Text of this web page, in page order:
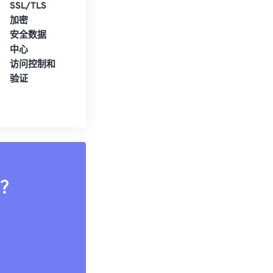
SSL/TLS
加密
安全数据
中心
访问控制和
验证